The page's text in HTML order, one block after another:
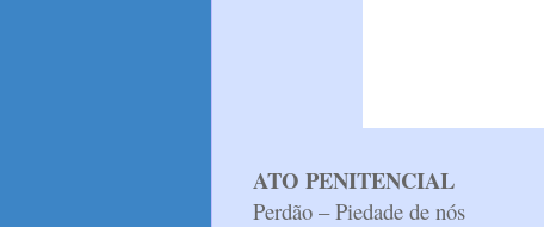
ATO PENITENCIAL
Perdão – Piedade de nós